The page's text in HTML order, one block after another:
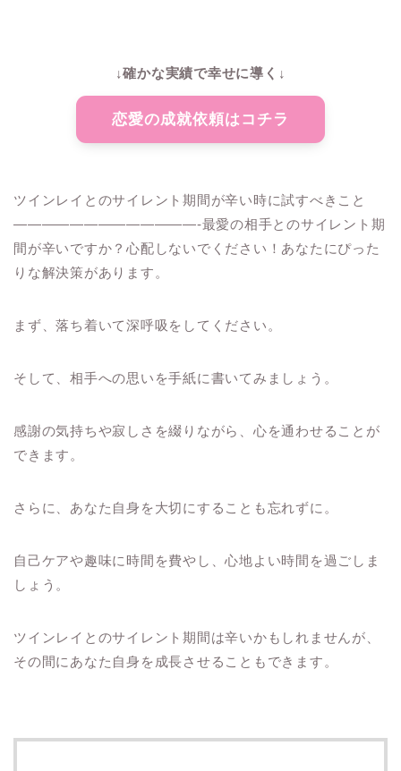
↓確かな実績で幸せに導く↓
恋愛の成就依頼はコチラ
ツインレイとのサイレント期間が辛い時に試すべきこと
—————————————-最愛の相手とのサイレント期
間が辛いですか？心配しないでください！あなたにぴった
りな解決策があります。
まず、落ち着いて深呼吸をしてください。
そして、相手への思いを手紙に書いてみましょう。
感謝の気持ちや寂しさを綴りながら、心を通わせることが
できます。
さらに、あなた自身を大切にすることも忘れずに。
自己ケアや趣味に時間を費やし、心地よい時間を過ごしま
しょう。
ツインレイとのサイレント期間は辛いかもしれませんが、
その間にあなた自身を成長させることもできます。